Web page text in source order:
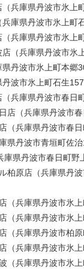
兵庫県丹波市氷上
庫県丹波市氷上町
兵庫県丹波市氷上
（兵庫県丹波市氷
丹波市氷上町本郷
波市氷上町石生
兵庫県丹波市春日
店（兵庫県丹波市春
（兵庫県丹波市春日
県丹波市青垣町佐治
県丹波市春日町野
柏原店（兵庫県丹
（兵庫県丹波市氷上
（兵庫県丹波市氷上
（兵庫県丹波市柏原
（兵庫県丹波市氷上
（兵庫県丹波市氷上